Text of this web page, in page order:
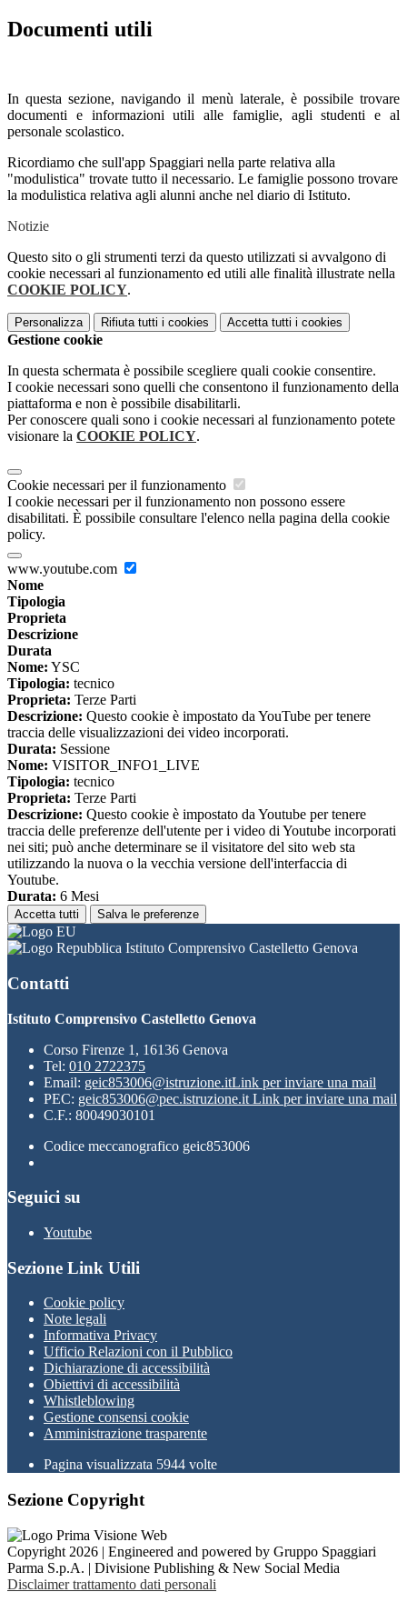
Documenti utili
In questa sezione, navigando il menù laterale, è possibile trovare
documenti e informazioni utili alle famiglie, agli studenti e al
personale scolastico.
Ricordiamo che sull'app Spaggiari nella parte relativa alla
"modulistica" trovate tutto il necessario. Le famiglie possono trovare
la modulistica relativa agli alunni anche nel diario di Istituto.
Notizie
Questo sito o gli strumenti terzi da questo utilizzati si avvalgono di
cookie necessari al funzionamento ed utili alle finalità illustrate nella
COOKIE POLICY.
Personalizza Rifiuta tutti i cookies Accetta tutti i cookies
Gestione cookie
In questa schermata è possibile scegliere quali cookie consentire.
I cookie necessari sono quelli che consentono il funzionamento della
piattaforma e non è possibile disabilitarli.
Per conoscere quali sono i cookie necessari al funzionamento potete
visionare la COOKIE POLICY.
Cookie necessari per il funzionamento
I cookie necessari per il funzionamento non possono essere
disabilitati. È possibile consultare l'elenco nella pagina della cookie
policy.
www.youtube.com
Nome
Tipologia
Proprieta
Descrizione
Durata
Nome: YSC
Tipologia: tecnico
Proprieta: Terze Parti
Descrizione: Questo cookie è impostato da YouTube per tenere
traccia delle visualizzazioni dei video incorporati.
Durata: Sessione
Nome: VISITOR_INFO1_LIVE
Tipologia: tecnico
Proprieta: Terze Parti
Descrizione: Questo cookie è impostato da Youtube per tenere
traccia delle preferenze dell'utente per i video di Youtube incorporati
nei siti; può anche determinare se il visitatore del sito web sta
utilizzando la nuova o la vecchia versione dell'interfaccia di
Youtube.
Durata: 6 Mesi
Accetta tutti Salva le preferenze
Istituto Comprensivo Castelletto Genova
Contatti
Istituto Comprensivo Castelletto Genova
Corso Firenze 1, 16136 Genova
Tel: 010 2722375
Email: geic853006@istruzione.itLink per inviare una mail
PEC: geic853006@pec.istruzione.it Link per inviare una mail
C.F.: 80049030101
Codice meccanografico geic853006
Seguici su
Youtube
Sezione Link Utili
Cookie policy
Note legali
Informativa Privacy
Ufficio Relazioni con il Pubblico
Dichiarazione di accessibilità
Obiettivi di accessibilità
Whistleblowing
Gestione consensi cookie
Amministrazione trasparente
Pagina visualizzata 5944 volte
Sezione Copyright
Copyright 2026 | Engineered and powered by Gruppo Spaggiari
Parma S.p.A. | Divisione Publishing & New Social Media
Disclaimer trattamento dati personali